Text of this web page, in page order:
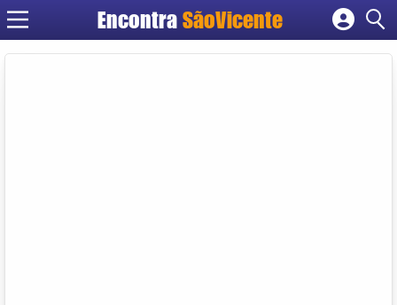
Encontra SãoVicente
Cadastrar empresa